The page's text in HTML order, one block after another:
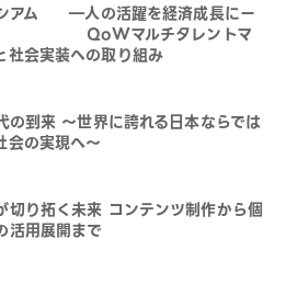
アム ―人の活躍を経済成長にー
チタレントマ
社会実装への取り組み
の到来 〜世界に誇れる日本ならでは
会の実現へ〜
切り拓く未来 コンテンツ制作から個
活用展開まで